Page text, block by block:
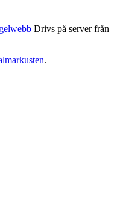
Drivs på server från
.